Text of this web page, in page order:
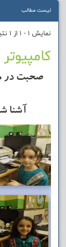
لیست مطالب
نمایش 1 - 1 از 1 نتیجه
صحبت در
آشنا